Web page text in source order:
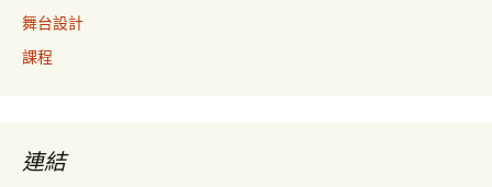
舞台設計
課程
連結